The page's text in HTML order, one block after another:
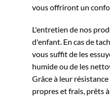
vous offriront un
L'entretien de nos
d'enfant. En cas de
vous suffit de les
humide ou de les
Grâce à leur
propres et frais, prêts